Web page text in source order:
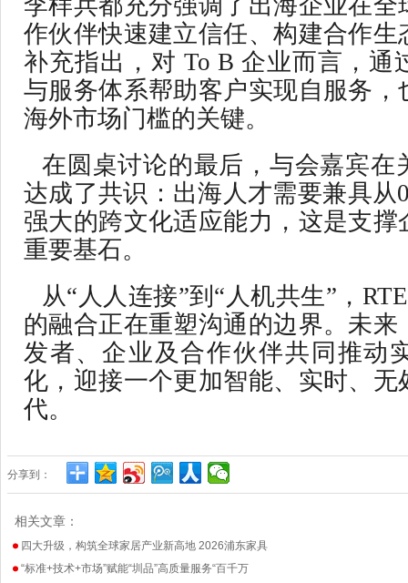
作伙伴快速建立信任、构建合作生
补充指出，对 To B 企业而言，通
与服务体系帮助客户实现自服务，
海外市场门槛的关键。
在圆桌讨论的最后，与会嘉宾在
达成了共识：出海人才需要兼具从
强大的跨文化适应能力，这是支撑
重要基石。
从“人人连接”到“人机共生”，
的融合正在重塑沟通的边界。未来
发者、企业及合作伙伴共同推动
化，迎接一个更加智能、实时、无
代。
分享到：
相关文章：
四大升级，构筑全球家居产业新高地 2026浦东家具
“标准+技术+市场”赋能“圳品”高质量服务“百千万